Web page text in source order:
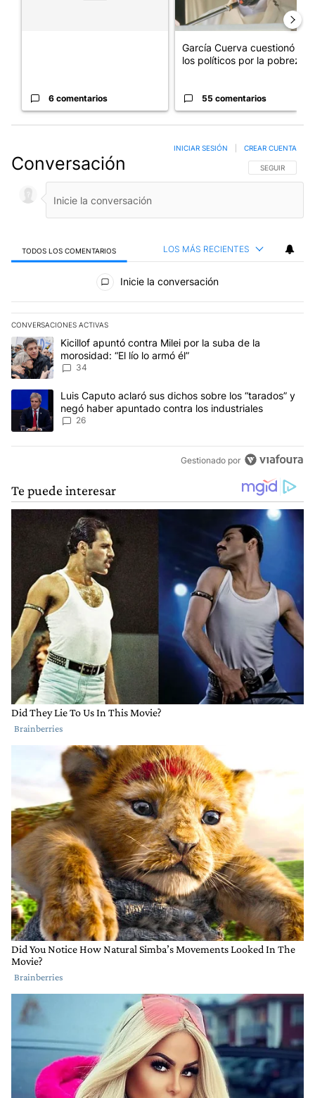
6 comentarios
García Cuerva cuestionó a
los políticos por la pobreza
55 comentarios
Conversación SIGA ESTA
SEGUIR
INICIAR SESIÓN CREAR CUENTA
TODOS LOS COMENTARIOS LOS MÁS RECIENTES
Todos los comentarios
Inicie la conversación
CONVERSACIONES ACTIVAS
Este listado muestra los artículos con más comentarios en los
Un artículo de tendencia con el título "Kicillof apuntó contra Milei
Kicillof apuntó contra Milei por la suba de la
morosidad: “El lío lo armó él”
34
Un artículo de tendencia con el título "Luis Caputo aclaró sus
Luis Caputo aclaró sus dichos sobre los “tarados” y
negó haber apuntado contra los industriales
26
Gestionado por